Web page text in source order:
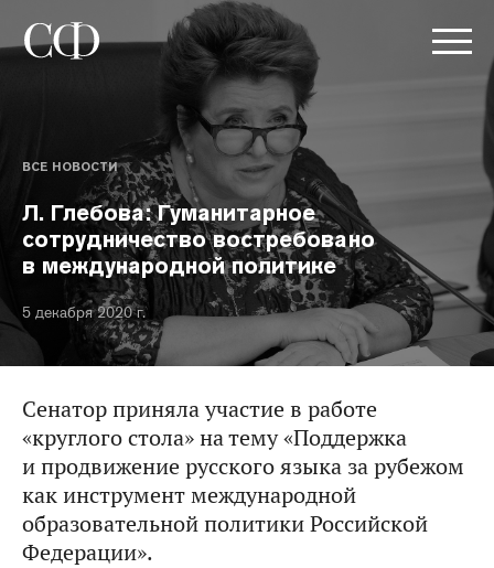
ВСЕ НОВОСТИ
Л. Глебова: Гуманитарное
сотрудничество востребовано
в международной политике
5 декабря 2020 г.
Сенатор приняла участие в работе
«круглого стола» на тему «Поддержка
и продвижение русского языка за рубежом
как инструмент международной
образовательной политики Российской
Федерации».